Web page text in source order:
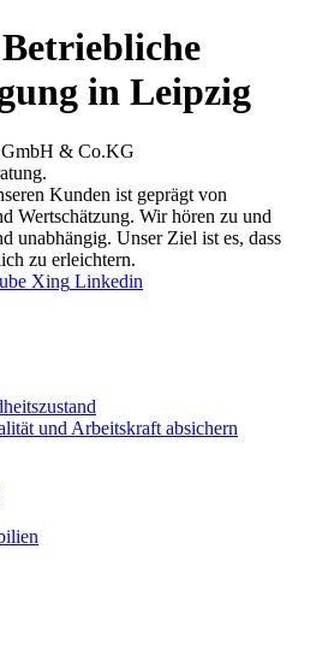
Betriebliche
in Leipzig
Kunden ist geprägt von
Wertschätzung. Wir hören zu und
unab­hängig. Unser Ziel ist es, dass
zu erleichtern.
Xing Linkedin
und Arbeitskraft absichern